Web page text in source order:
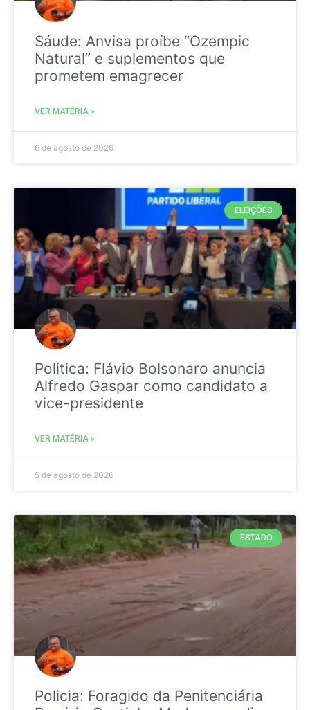
Sáude: Anvisa proíbe “Ozempic
Natural” e suplementos que
prometem emagrecer
VER MATÉRIA »
6 de agosto de 2026
ELEIÇÕES
Politica: Flávio Bolsonaro anuncia
Alfredo Gaspar como candidato a
vice-presidente
VER MATÉRIA »
5 de agosto de 2026
ESTADO
Policia: Foragido da Penitenciária